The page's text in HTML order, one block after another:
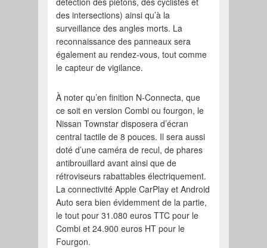
des intersections) ainsi qu’à la
surveillance des angles morts. La
reconnaissance des panneaux sera
également au rendez-vous, tout comme
le capteur de vigilance.
À noter qu’en finition N-Connecta, que
ce soit en version Combi ou fourgon, le
Nissan Townstar disposera d’écran
central tactile de 8 pouces. Il sera aussi
doté d’une caméra de recul, de phares
antibrouillard avant ainsi que de
rétroviseurs rabattables électriquement.
La connectivité Apple CarPlay et Android
Auto sera bien évidemment de la partie,
le tout pour 31.080 euros TTC pour le
Combi et 24.900 euros HT pour le
Fourgon.